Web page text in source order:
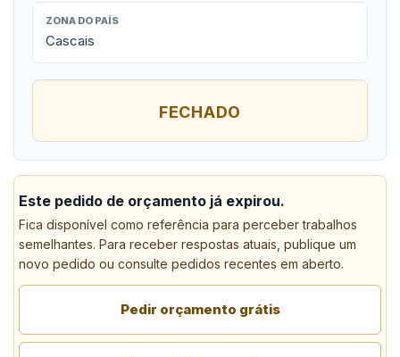
ZONA DO PAÍS
Cascais
FECHADO
Este pedido de orçamento já expirou.
Fica disponível como referência para perceber trabalhos
semelhantes. Para receber respostas atuais, publique um
novo pedido ou consulte pedidos recentes em aberto.
Pedir orçamento grátis